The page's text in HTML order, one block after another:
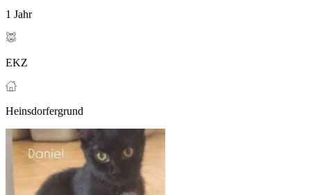
1 Jahr
EKZ
Heinsdorfergrund